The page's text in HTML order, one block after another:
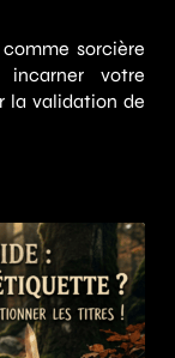
sorcière
votre
la validation de